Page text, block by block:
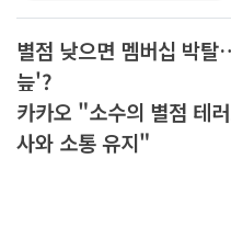
별점 낮으면 멤버십 박
늪'?
카카오 "소수의 별점 테
사와 소통 유지"